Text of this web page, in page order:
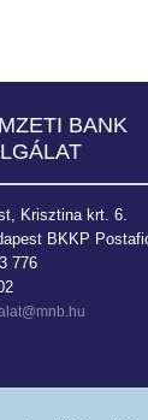
BANK
Krisztina krt. 6.
BKKP
776